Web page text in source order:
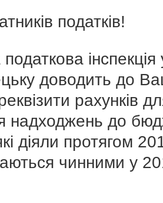
податків!
інспекція
доводить до
рахунків
надходжень до
діяли протягом
чинними у